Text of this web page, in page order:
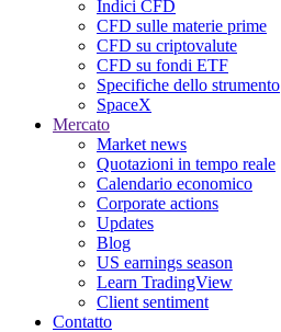
Indici CFD
CFD sulle materie prime
CFD su criptovalute
CFD su fondi ETF
Specifiche dello strumento
SpaceX
Mercato
Market news
Quotazioni in tempo reale
Calendario economico
Corporate actions
Updates
Blog
US earnings season
Learn TradingView
Client sentiment
Contatto